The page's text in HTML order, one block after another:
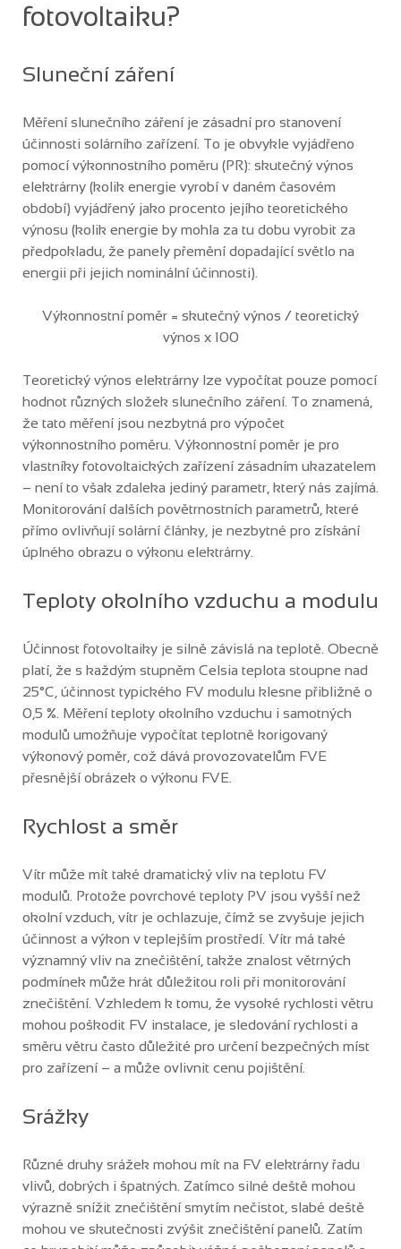
fotovoltaiku?
Sluneční záření
Měření slunečního záření je zásadní pro stanovení
účinnosti solárního zařízení. To je obvykle vyjádřeno
pomocí výkonnostního poměru (PR): skutečný výnos
elektrárny (kolik energie vyrobí v daném časovém
období) vyjádřený jako procento jejího teoretického
výnosu (kolik energie by mohla za tu dobu vyrobit za
předpokladu, že panely přemění dopadající světlo na
energii při jejich nominální účinnosti).
Výkonnostní poměr = skutečný výnos / teoretický
výnos x 100
Teoretický výnos elektrárny lze vypočítat pouze pomocí
hodnot různých složek slunečního záření. To znamená,
že tato měření jsou nezbytná pro výpočet
výkonnostního poměru. Výkonnostní poměr je pro
vlastníky fotovoltaických zařízení zásadním ukazatelem
– není to však zdaleka jediný parametr, který nás zajímá.
Monitorování dalších povětrnostních parametrů, které
přímo ovlivňují solární články, je nezbytné pro získání
úplného obrazu o výkonu elektrárny.
Teploty okolního vzduchu a modulu
Účinnost fotovoltaiky je silně závislá na teplotě. Obecně
platí, že s každým stupněm Celsia teplota stoupne nad
25°C, účinnost typického FV modulu klesne přibližně o
0,5 %. Měření teploty okolního vzduchu i samotných
modulů umožňuje vypočítat teplotně korigovaný
výkonový poměr, což dává provozovatelům FVE
přesnější obrázek o výkonu FVE.
Rychlost a směr
Vítr může mít také dramatický vliv na teplotu FV
modulů. Protože povrchové teploty PV jsou vyšší než
okolní vzduch, vítr je ochlazuje, čímž se zvyšuje jejich
účinnost a výkon v teplejším prostředí. Vítr má také
významný vliv na znečištění, takže znalost větrných
podmínek může hrát důležitou roli při monitorování
znečištění. Vzhledem k tomu, že vysoké rychlosti větru
mohou poškodit FV instalace, je sledování rychlosti a
směru větru často důležité pro určení bezpečných míst
pro zařízení – a může ovlivnit cenu pojištění.
Srážky
Různé druhy srážek mohou mít na FV elektrárny řadu
vlivů, dobrých i špatných. Zatímco silné deště mohou
výrazně snížit znečištění smytím nečistot, slabé deště
mohou ve skutečnosti zvýšit znečištění panelů. Zatím